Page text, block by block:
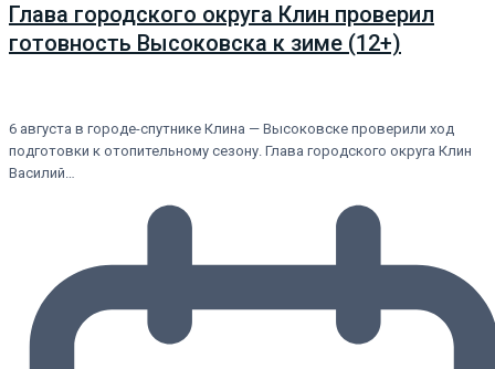
Глава городского округа Клин проверил
готовность Высоковска к зиме (12+)
6 августа в городе-спутнике Клина — Высоковске проверили ход
подготовки к отопительному сезону. Глава городского округа Клин
Василий…